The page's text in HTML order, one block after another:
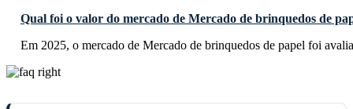
Qual foi o valor do mercado de Mercado de brinquedos de
Em 2025, o mercado de Mercado de brinquedos de papel foi